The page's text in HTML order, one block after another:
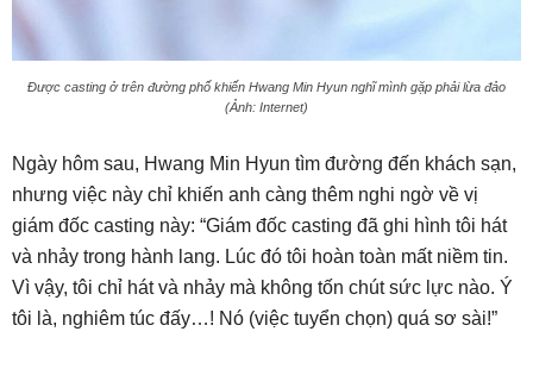
Được casting ở trên đường phố khiến Hwang Min Hyun nghĩ mình gặp phải lừa đảo
(Ảnh: Internet)
Ngày hôm sau, Hwang Min Hyun tìm đường đến khách sạn,
nhưng việc này chỉ khiến anh càng thêm nghi ngờ về vị
giám đốc casting này: “Giám đốc casting đã ghi hình tôi hát
và nhảy trong hành lang. Lúc đó tôi hoàn toàn mất niềm tin.
Vì vậy, tôi chỉ hát và nhảy mà không tốn chút sức lực nào. Ý
tôi là, nghiêm túc đấy…! Nó (việc tuyển chọn) quá sơ sài!”